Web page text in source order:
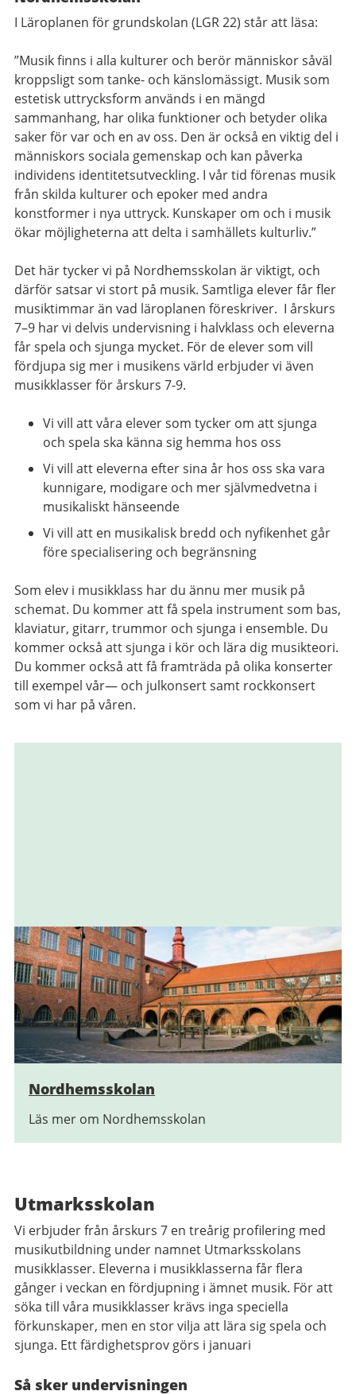
I Läroplanen för grundskolan (LGR 22) står att läsa:
”Musik finns i alla kulturer och berör människor såväl
kroppsligt som tanke- och känslomässigt. Musik som
estetisk uttrycksform används i en mängd
sammanhang, har olika funktioner och betyder olika
saker för var och en av oss. Den är också en viktig del i
människors sociala gemenskap och kan påverka
individens identitetsutveckling. I vår tid förenas musik
från skilda kulturer och epoker med andra
konstformer i nya uttryck. Kunskaper om och i musik
ökar möjligheterna att delta i samhällets kulturliv.”
Det här tycker vi på Nordhemsskolan är viktigt, och
därför satsar vi stort på musik. Samtliga elever får fler
musiktimmar än vad läroplanen föreskriver. I årskurs
7–9 har vi delvis undervisning i halvklass och eleverna
får spela och sjunga mycket. För de elever som vill
fördjupa sig mer i musikens värld erbjuder vi även
musikklasser för årskurs 7-9.
Vi vill att våra elever som tycker om att sjunga
och spela ska känna sig hemma hos oss
Vi vill att eleverna efter sina år hos oss ska vara
kunnigare, modigare och mer självmedvetna i
musikaliskt hänseende
Vi vill att en musikalisk bredd och nyfikenhet går
före specialisering och begränsning
Som elev i musikklass har du ännu mer musik på
schemat. Du kommer att få spela instrument som bas,
klaviatur, gitarr, trummor och sjunga i ensemble. Du
kommer också att sjunga i kör och lära dig musikteori.
Du kommer också att få framträda på olika konserter
till exempel vår— och julkonsert samt rockkonsert
som vi har på våren.
Nordhemsskolan
Läs mer om Nordhemsskolan
Utmarksskolan
Vi erbjuder från årskurs 7 en treårig profilering med
musikutbildning under namnet Utmarksskolans
musikklasser. Eleverna i musikklasserna får flera
gånger i veckan en fördjupning i ämnet musik. För att
söka till våra musikklasser krävs inga speciella
förkunskaper, men en stor vilja att lära sig spela och
sjunga. Ett färdighetsprov görs i januari
Så sker undervisningen